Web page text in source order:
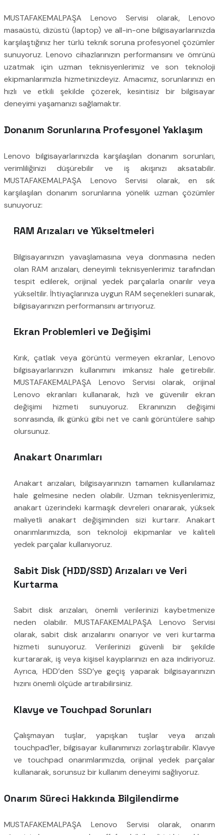
MUSTAFAKEMALPAŞA Lenovo Servisi olarak, Lenovo
masaüstü, dizüstü (laptop) ve all-in-one bilgisayarlarınızda
karşılaştığınız her türlü teknik soruna profesyonel çözümler
sunuyoruz. Lenovo cihazlarınızın performansını ve ömrünü
uzatmak için uzman teknisyenlerimiz ve son teknoloji
ekipmanlarımızla hizmetinizdeyiz. Amacımız, sorunlarınızı en
hızlı ve etkili şekilde çözerek, kesintisiz bir bilgisayar
deneyimi yaşamanızı sağlamaktır.
Donanım Sorunlarına Profesyonel Yaklaşım
Lenovo bilgisayarlarınızda karşılaşılan donanım sorunları,
verimliliğinizi düşürebilir ve iş akışınızı aksatabilir.
MUSTAFAKEMALPAŞA Lenovo Servisi olarak, en sık
karşılaşılan donanım sorunlarına yönelik uzman çözümler
sunuyoruz:
RAM Arızaları ve Yükseltmeleri
Bilgisayarınızın yavaşlamasına veya donmasına neden
olan RAM arızaları, deneyimli teknisyenlerimiz tarafından
tespit edilerek, orijinal yedek parçalarla onarılır veya
yükseltilir. İhtiyaçlarınıza uygun RAM seçenekleri sunarak,
bilgisayarınızın performansını artırıyoruz.
Ekran Problemleri ve Değişimi
Kırık, çatlak veya görüntü vermeyen ekranlar, Lenovo
bilgisayarlarınızın kullanımını imkansız hale getirebilir.
MUSTAFAKEMALPAŞA Lenovo Servisi olarak, orijinal
Lenovo ekranları kullanarak, hızlı ve güvenilir ekran
değişimi hizmeti sunuyoruz. Ekranınızın değişimi
sonrasında, ilk günkü gibi net ve canlı görüntülere sahip
olursunuz.
Anakart Onarımları
Anakart arızaları, bilgisayarınızın tamamen kullanılamaz
hale gelmesine neden olabilir. Uzman teknisyenlerimiz,
anakart üzerindeki karmaşık devreleri onararak, yüksek
maliyetli anakart değişiminden sizi kurtarır. Anakart
onarımlarımızda, son teknoloji ekipmanlar ve kaliteli
yedek parçalar kullanıyoruz.
Sabit Disk (HDD/SSD) Arızaları ve Veri
Kurtarma
Sabit disk arızaları, önemli verilerinizi kaybetmenize
neden olabilir. MUSTAFAKEMALPAŞA Lenovo Servisi
olarak, sabit disk arızalarını onarıyor ve veri kurtarma
hizmeti sunuyoruz. Verilerinizi güvenli bir şekilde
kurtararak, iş veya kişisel kayıplarınızı en aza indiriyoruz.
Ayrıca, HDD’den SSD’ye geçiş yaparak bilgisayarınızın
hızını önemli ölçüde artırabilirsiniz.
Klavye ve Touchpad Sorunları
Çalışmayan tuşlar, yapışkan tuşlar veya arızalı
touchpad’ler, bilgisayar kullanımınızı zorlaştırabilir. Klavye
ve touchpad onarımlarımızda, orijinal yedek parçalar
kullanarak, sorunsuz bir kullanım deneyimi sağlıyoruz.
Onarım Süreci Hakkında Bilgilendirme
MUSTAFAKEMALPAŞA Lenovo Servisi olarak, onarım